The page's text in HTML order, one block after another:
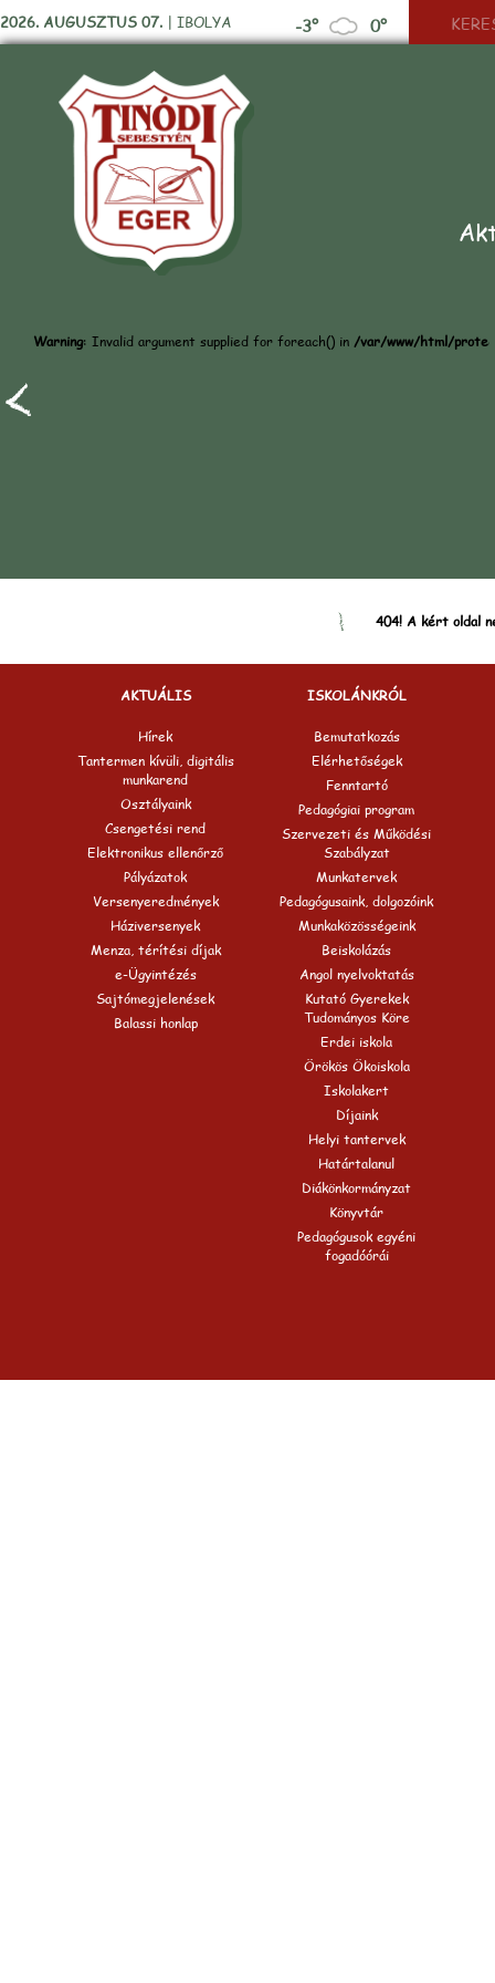
2026. AUGUSZTUS 07. | IBOLYA -3° 0°
Warning: Invalid argument supplied for foreach() in /var/www/html/
404! A kért oldal
AKTUÁLIS
Hírek
Tantermen kívüli, digitális
munkarend
Osztályaink
Csengetési rend
Elektronikus ellenőrző
Pályázatok
Versenyeredmények
Háziversenyek
Menza, térítési díjak
e-Ügyintézés
Sajtómegjelenések
Balassi honlap
ISKOLÁNKRÓL
Bemutatkozás
Elérhetőségek
Fenntartó
Pedagógiai program
Szervezeti és Működési
Szabályzat
Munkatervek
Pedagógusaink, dolgozóink
Munkaközösségeink
Beiskolázás
Angol nyelvoktatás
Kutató Gyerekek
Tudományos Köre
Erdei iskola
Örökös Ökoiskola
Iskolakert
Díjaink
Helyi tantervek
Határtalanul
Diákönkormányzat
Könyvtár
Pedagógusok egyéni
fogadóórái